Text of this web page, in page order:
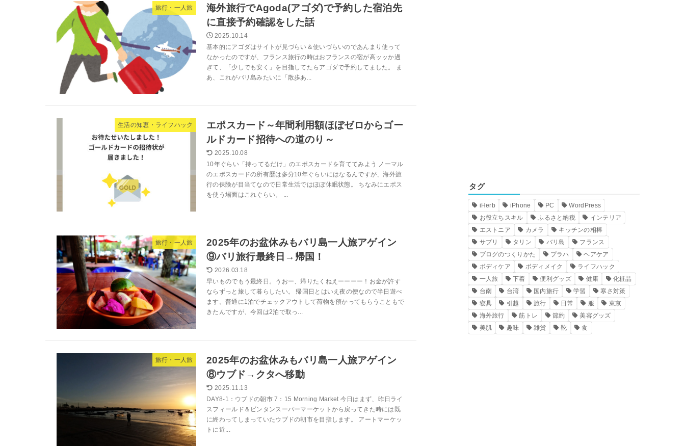
旅行・一人旅
海外旅行でAgoda(アゴダ)で予約した宿泊先
に直接予約確認をした話
2025.10.14
基本的にアゴダはサイトが見づらい＆使いづらいのであんまり使って
なかったのですが、フランス旅行の時はおフランスの宿が高ッッか過
ぎて、「少しでも安く」を目指してたらアゴダで予約してました。 ま
あ、これがバリ島みたいに「散歩あ...
生活の知恵・ライフハック
エポスカード～年間利用額ほぼゼロからゴー
ルドカード招待への道のり～
2025.10.08
10年ぐらい「持ってるだけ」のエポスカードを育ててみよう ノーマル
のエポスカードの所有歴は多分10年ぐらいにはなるんですが、海外旅
行の保険が目当てなので日常生活ではほぼ休眠状態。 ちなみにエポス
を使う場面はこれぐらい。 ...
旅行・一人旅
2025年のお盆休みもバリ島一人旅アゲイン
⑨バリ旅行最終日→帰国！
2026.03.18
早いものでもう最終日。うおー、帰りたくねえーーーー！お金が許す
ならずっと旅して暮らしたい。 帰国日とはいえ夜の便なので半日遊べ
ます。普通に1泊でチェックアウトして荷物を預かってもらうこともで
きたんですが、今回は2泊で取っ...
旅行・一人旅
2025年のお盆休みもバリ島一人旅アゲイン
⑧ウブド→クタへ移動
2025.11.13
DAY8-1：ウブドの朝市 7：15 Morning Market 今日はまず、昨日ライ
スフィールド＆ビンタンスーパーマーケットから戻ってきた時には既
に終わってしまっていたウブドの朝市を目指します。 アートマーケッ
トに近...
タグ
iHerb iPhone PC
WordPress
お役立ちスキル
ふるさと納税
インテリア
エストニア
カメラ
キッチンの相棒
サプリ
タリン バリ島
フランス
ブログのつくりかた
プラハ
ヘアケア
ボディケア
ボディメイク
ライフハック
一人旅
下着 便利グッズ 健康
化粧品
台南
台湾 国内旅行 学習
寒さ対策
寝具
引越 旅行 日常 服
東京
海外旅行
筋トレ 節約
美容グッズ
美肌
趣味 雑貨 靴 食